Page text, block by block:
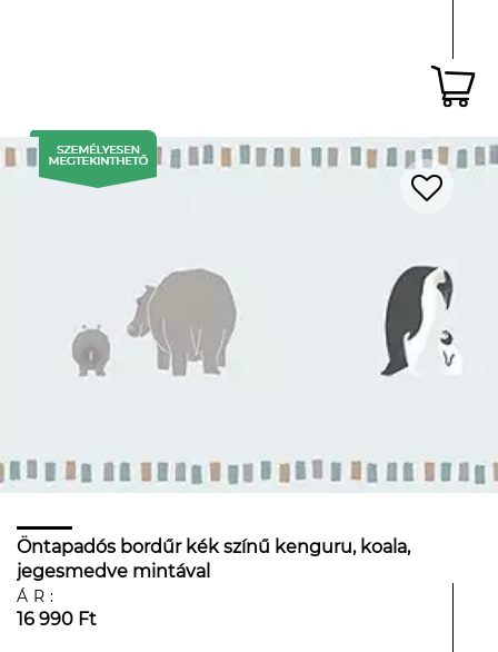
Öntapadós bordűr kék színű kenguru, koala,
jegesmedve mintával
ÁR:
16 990 Ft